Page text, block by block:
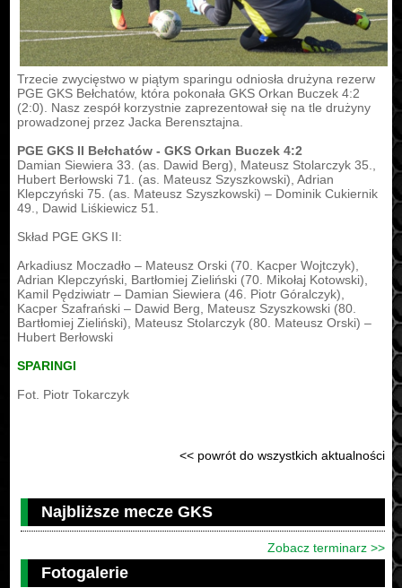
Trzecie zwycięstwo w piątym sparingu odniosła drużyna rezerw
PGE GKS Bełchatów, która pokonała GKS Orkan Buczek 4:2
(2:0). Nasz zespół korzystnie zaprezentował się na tle drużyny
prowadzonej przez Jacka Berensztajna.
PGE GKS II Bełchatów - GKS Orkan Buczek 4:2
Damian Siewiera 33. (as. Dawid Berg), Mateusz Stolarczyk 35.,
Hubert Berłowski 71. (as. Mateusz Szyszkowski), Adrian
Klepczyński 75. (as. Mateusz Szyszkowski) – Dominik Cukiernik
49., Dawid Liśkiewicz 51.
Skład PGE GKS II:
Arkadiusz Moczadło – Mateusz Orski (70. Kacper Wojtczyk),
Adrian Klepczyński, Bartłomiej Zieliński (70. Mikołaj Kotowski),
Kamil Pędziwiatr – Damian Siewiera (46. Piotr Góralczyk),
Kacper Szafrański – Dawid Berg, Mateusz Szyszkowski (80.
Bartłomiej Zieliński), Mateusz Stolarczyk (80. Mateusz Orski) –
Hubert Berłowski
SPARINGI
Fot. Piotr Tokarczyk
<< powrót do wszystkich aktualności
Najbliższe mecze GKS
Zobacz terminarz >>
Fotogalerie